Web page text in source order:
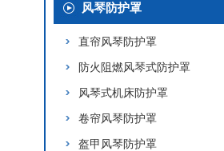
风琴防护罩
直帘风琴防护罩
防火阻燃风琴式防护罩
风琴式机床防护罩
卷帘风琴防护罩
盔甲风琴防护罩